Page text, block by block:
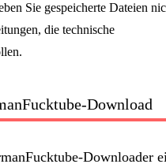
Sie gespeicherte Dateien
die technische
Download
Downloader